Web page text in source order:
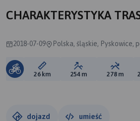
CHARAKTERYSTYKA
2018-07-09 Polska, śląskie, Pyskowice,
Długość trasy:
26 km Suma przewyższeń:
254 m Suma
278 m
dojazd umieść